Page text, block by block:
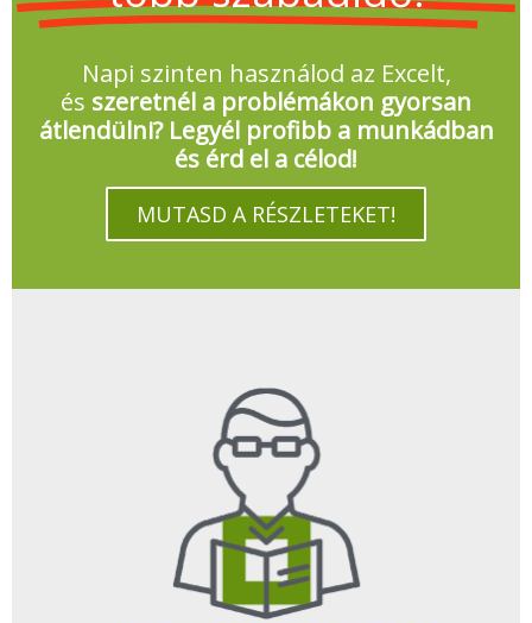
Napi szinten használod az Excelt,
és szeretnél a problémákon gyorsan
átlendülni? Legyél profibb a munkádban
és érd el a célod!
MUTASD A RÉSZLETEKET!